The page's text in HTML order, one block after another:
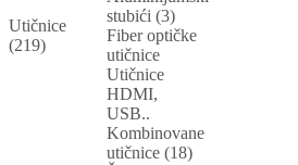
Utičnice
(219)
stubići (3)
Fiber optičke
utičnice
Utičnice
HDMI,
USB..
Kombinovane
utičnice (18)